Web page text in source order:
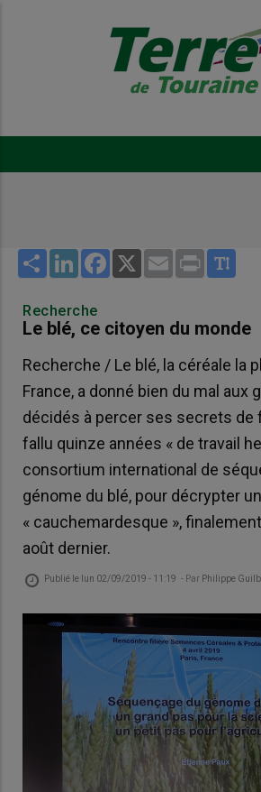
Share LinkedInFacebook
X Email Print
Recherche
Le blé, ce citoyen du monde
Recherche / Le blé, la céréale la
France, a donné bien du mal aux
décidés à percer ses secrets de
fallu quinze années « de travail
consortium international de
génome du blé, pour décrypter
« cauchemardesque »,
août dernier.
Publié le lun 02/09/2019 - 11:19 - Par Philippe